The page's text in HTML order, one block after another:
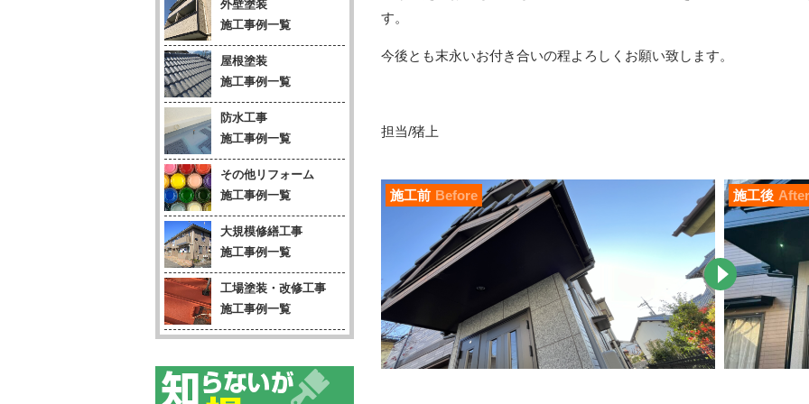
す。
今後とも末永いお付き合いの程よろしくお願い致します。
担当/猪上
施工前 Before 施工後 After
外壁塗装
施工事例一覧
屋根塗装
施工事例一覧
防水工事
施工事例一覧
その他リフォーム
施工事例一覧
大規模修繕工事
施工事例一覧
工場塗装・改修工事
施工事例一覧